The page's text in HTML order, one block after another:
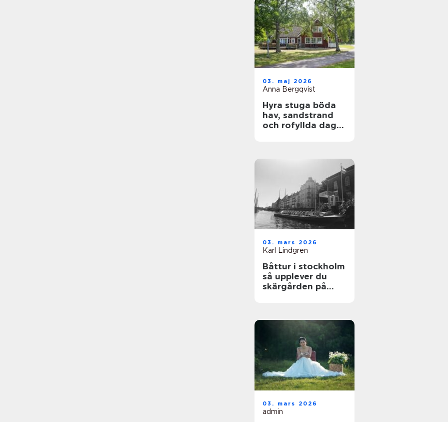
03. maj 2026
Anna Bergqvist
Hyra stuga böda
hav, sandstrand
och rofyllda dagar
03. mars 2026
Karl Lindgren
Båttur i stockholm
så upplever du
skärgården på
03. mars 2026
admin